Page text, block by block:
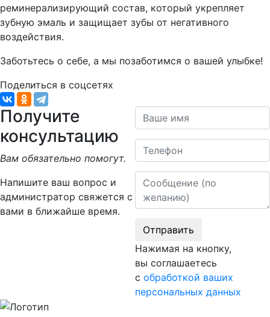
реминерализирующий состав, который укрепляет
зубную эмаль и защищает зубы от негативного
воздействия.
Заботьтесь о себе, а мы позаботимся о вашей улыбке!
Поделиться в соцсетях
Получите
консультацию
Вам обязательно помогут.
Напишите ваш вопрос и
администратор свяжется с
вами в ближайше время.
Ваше имя
Телефон
Сообщение
Отправить
Нажимая на кнопку,
вы соглашаетесь
с обработкой ваших
персональных данных